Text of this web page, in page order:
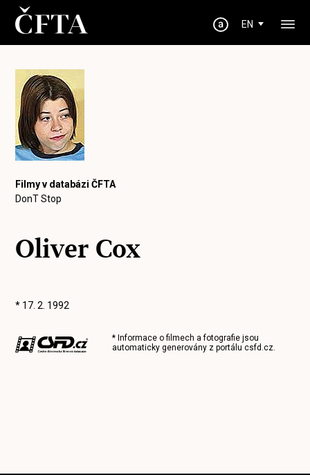
EN
Filmy v databázi ČFTA
DonT Stop
Oliver Cox
* 17. 2. 1992
* Informace o filmech a fotografie jsou
automaticky generovány z portálucsfd.cz.